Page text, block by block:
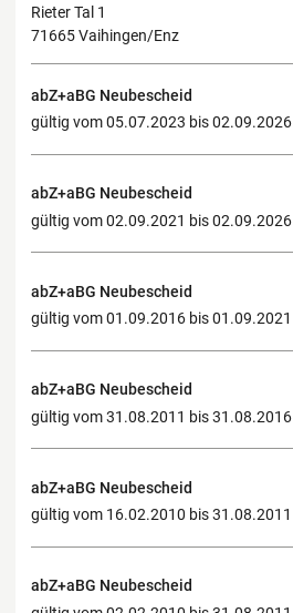
Rieter Tal 1
71665 Vaihingen/Enz
abZ+aBG Neubescheid
gültig vom 05.07.2023 bis 02.09.2026
abZ+aBG Neubescheid
gültig vom 02.09.2021 bis 02.09.2026
abZ+aBG Neubescheid
gültig vom 01.09.2016 bis 01.09.2021
abZ+aBG Neubescheid
gültig vom 31.08.2011 bis 31.08.2016
abZ+aBG Neubescheid
gültig vom 16.02.2010 bis 31.08.2011
abZ+aBG Neubescheid